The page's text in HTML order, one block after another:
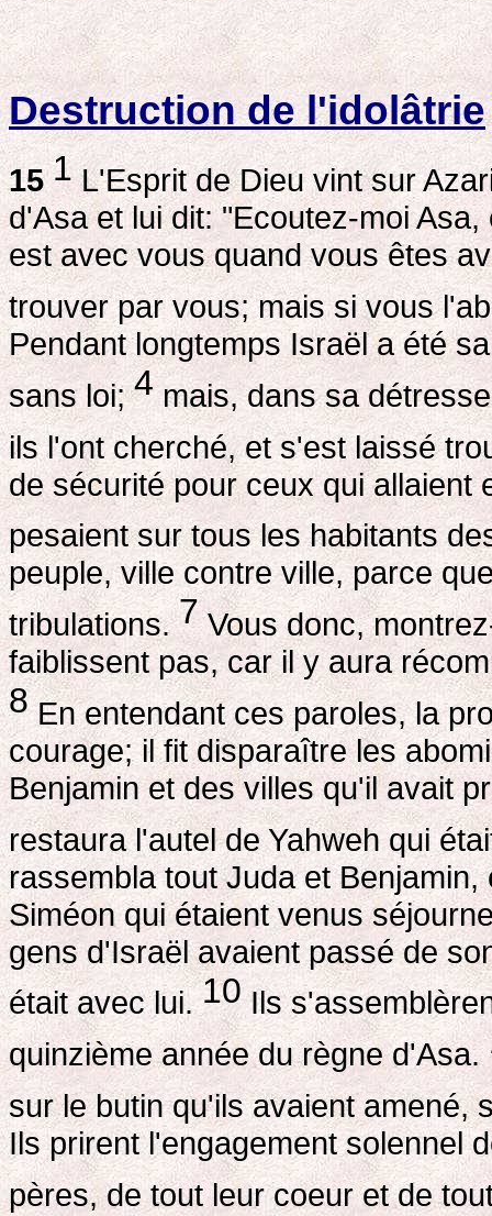
Destruction de l'idolâtrie
15 1L'Esprit de Dieu vint sur
d'Asa et lui dit: "Ecoutez-moi
est avec vous quand vous êtes
trouver par vous; mais si vous
Pendant longtemps Israël a été
sans loi;4mais, dans sa
ils l'ont cherché, et s'est laissé
de sécurité pour ceux qui allaient
pesaient sur tous les habitants
peuple, ville contre ville, parce
tribulations.7Vous donc,
faiblissent pas, car il y aura
8En entendant ces paroles, la
courage; il fit disparaître les
Benjamin et des villes qu'il avait
restaura l'autel de Yahweh qui
rassembla tout Juda et
Siméon qui étaient venus
gens d'Israël avaient passé de
était avec lui.10 Ils
quinzième année du règne d'Asa.
sur le butin qu'ils avaient amené,
Ils prirent l'engagement solennel
pères, de tout leur coeur et de